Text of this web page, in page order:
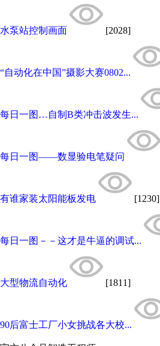
水泵站控制画面 [2028]
“自动化在中国”摄影大赛0802...
每日一图…自制B类冲击波发生...
每日一图——数显验电笔疑问
有谁家装太阳能板发电 [1230]
每日一图－－这才是牛逼的调试...
大型物流自动化 [1811]
90后富士工厂小女挑战各大校...